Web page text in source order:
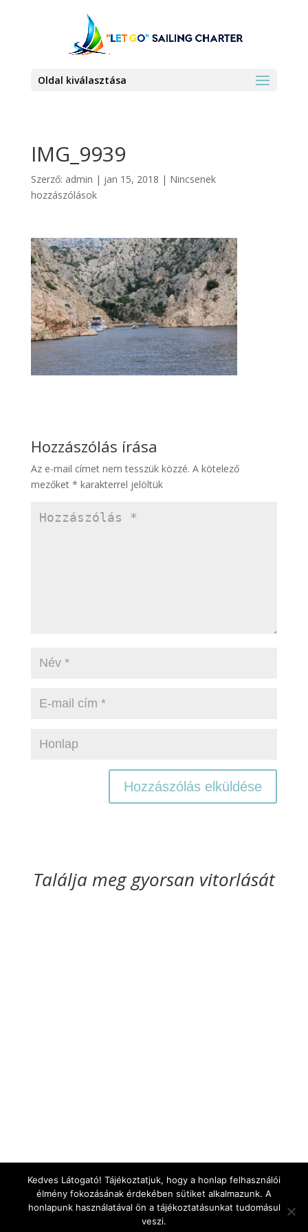
Oldal kiválasztása
IMG_9939
Szerző: admin | jan 15, 2018 | Nincsenek
hozzászólások
Hozzászólás írása
Az e-mail címet nem tesszük közzé. A kötelező
mezőket * karakterrel jelöltük
Találja meg gyorsan vitorlását
Kedves Látogató! Tájékoztatjuk, hogy a honlap felhasználói
élmény fokozásának érdekében sütiket alkalmazunk. A
honlapunk használatával ön a tájékoztatásunkat tudomásul
veszi.